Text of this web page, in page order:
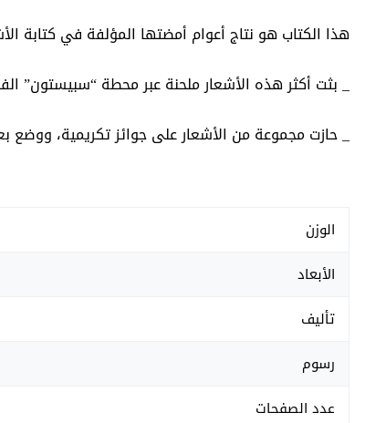
هذا الكتاب هو نتاج أعوام أمضتها المؤلفة في كتابة
_ بثت أكثر هذه الأشعار ملحنة عبر محطة “سبيستون”
_ حازت مجموعة من الأشعار على جوائز تكريمية، ووضع
الوزن
الأبعاد
تأليف
رسوم
عدد الصفحات